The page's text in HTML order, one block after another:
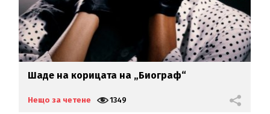
Шаде на корицата на „Биограф“
Нещо за четене 1349